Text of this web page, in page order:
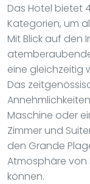
Das Hotel bietet
Kategorien, um
Mit Blick auf den
eine gleichzeitig
Das
Maschine oder
Zimmer und
den Grande
Atmosphäre von
können.